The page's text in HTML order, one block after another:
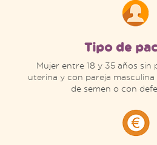
Tipo de
Mujer entre 18 y 35 años sin
uterina y con pareja
de semen o con